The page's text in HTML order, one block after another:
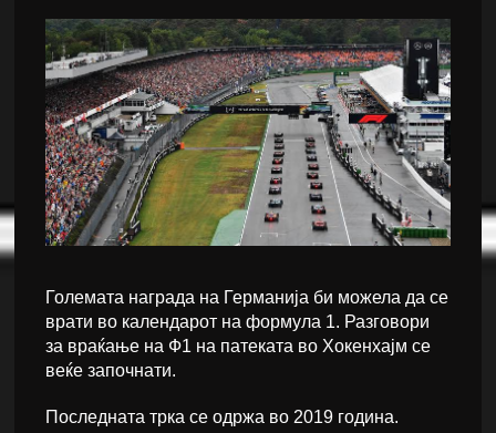
Големата награда на Германија би можела да се
врати во календарот на формула 1. Разговори
за враќање на Ф1 на патеката во Хокенхајм се
веќе започнати.
Последната трка се одржа во 2019 година.